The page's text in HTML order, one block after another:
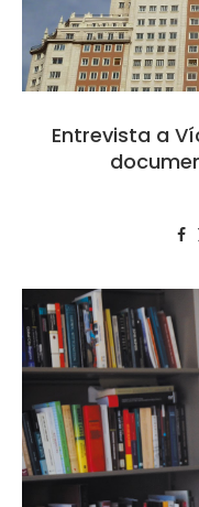
Entrevista a